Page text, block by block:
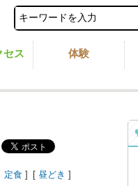
セス 体験
[ 昼どき ]
定食 ]